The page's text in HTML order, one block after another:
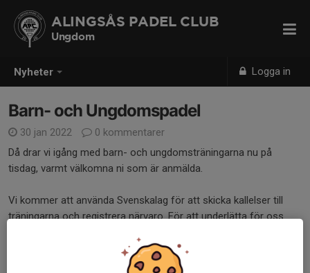
Nyheter Logga in
ALINGSÅS PADEL CLUB
Ungdom
Barn- och Ungdomspadel
30 jan 2022
0 kommentarer
Då drar vi igång med barn- och ungdomsträningarna nu på
tisdag, varmt välkomna ni som är anmälda.
Vi kommer att använda Svenskalag för att skicka kallelser till
träningarna och registrera närvaro. För att underlätta för oss
barn kan komma eller ej via Svenskalag, den finns som app för
de som önskar. Ni ska tidigare ha fått ett utskick med